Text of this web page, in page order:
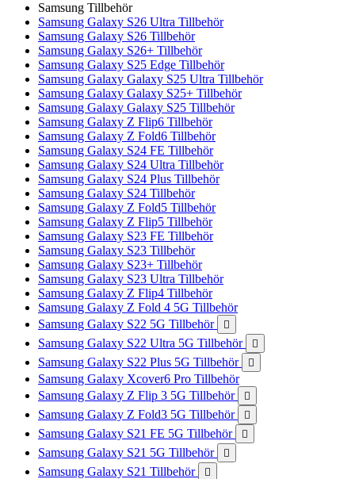
Samsung Tillbehör
Samsung Galaxy S26 Ultra Tillbehör
Samsung Galaxy S26 Tillbehör
Samsung Galaxy S26+ Tillbehör
Samsung Galaxy S25 Edge Tillbehör
Samsung Galaxy Galaxy S25 Ultra Tillbehör
Samsung Galaxy Galaxy S25+ Tillbehör
Samsung Galaxy Galaxy S25 Tillbehör
Samsung Galaxy Z Flip6 Tillbehör
Samsung Galaxy Z Fold6 Tillbehör
Samsung Galaxy S24 FE Tillbehör
Samsung Galaxy S24 Ultra Tillbehör
Samsung Galaxy S24 Plus Tillbehör
Samsung Galaxy S24 Tillbehör
Samsung Galaxy Z Fold5 Tillbehör
Samsung Galaxy Z Flip5 Tillbehör
Samsung Galaxy S23 FE Tillbehör
Samsung Galaxy S23 Tillbehör
Samsung Galaxy S23+ Tillbehör
Samsung Galaxy S23 Ultra Tillbehör
Samsung Galaxy Z Flip4 Tillbehör
Samsung Galaxy Z Fold 4 5G Tillbehör
Samsung Galaxy S22 5G Tillbehör

Samsung Galaxy S22 Ultra 5G Tillbehör 
Samsung Galaxy S22 Plus 5G Tillbehör 
Samsung Galaxy Xcover6 Pro Tillbehör
Samsung Galaxy Z Flip 3 5G Tillbehör

Samsung Galaxy Z Fold3 5G Tillbehör 
Samsung Galaxy S21 FE 5G Tillbehör 
Samsung Galaxy S21 5G Tillbehör 
Samsung Galaxy S21 Tillbehör 